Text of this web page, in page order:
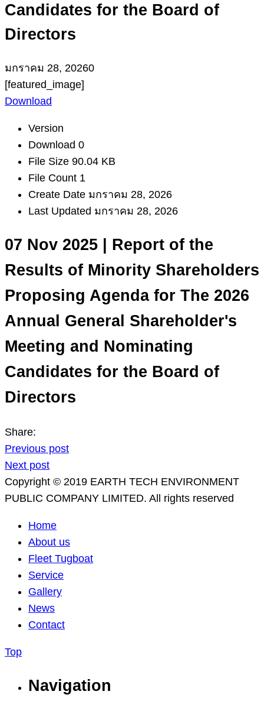
Candidates for the Board of
Directors
มกราคม 28, 20260
[featured_image]
Download
Version
Download 0
File Size 90.04 KB
File Count 1
Create Date มกราคม 28, 2026
Last Updated มกราคม 28, 2026
07 Nov 2025 | Report of the
Results of Minority Shareholders
Proposing Agenda for The 2026
Annual General Shareholder's
Meeting and Nominating
Candidates for the Board of
Directors
Share:
Previous post
Next post
Copyright © 2019 EARTH TECH ENVIRONMENT
PUBLIC COMPANY LIMITED. All rights reserved
Home
About us
Fleet Tugboat
Service
Gallery
News
Contact
Top
Navigation